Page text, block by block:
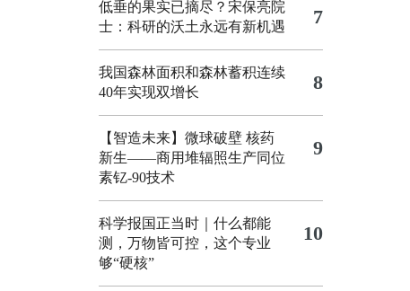
低垂的果实已摘尽？宋保亮院
士：科研的沃土永远有新机遇
7
我国森林面积和森林蓄积连续
40年实现双增长
8
【智造未来】微球破壁 核药
新生——商用堆辐照生产同位
素钇-90技术
9
科学报国正当时｜什么都能
测，万物皆可控，这个专业
够“硬核”
10